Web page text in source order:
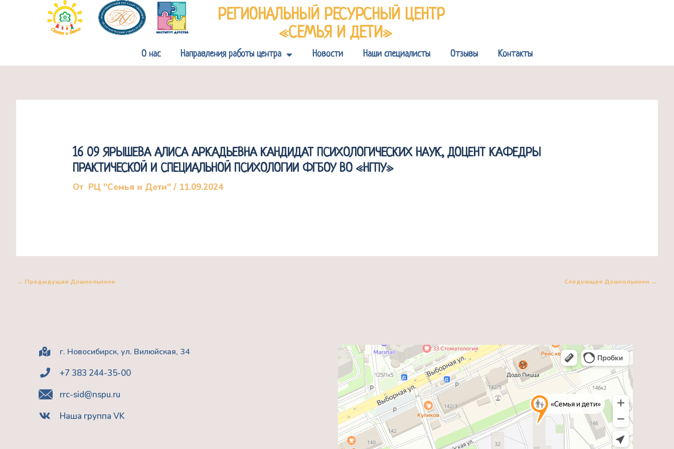
содержимому
РЕГИОНАЛЬНЫЙ РЕСУРСНЫЙ ЦЕНТР
«СЕМЬЯ И ДЕТИ»
О нас Направления работы центра Новости Наши специалисты Отзывы Контакты
16 09 ЯРЫШЕВА АЛИСА АРКАДЬЕВНА КАНДИДАТ ПСИХОЛОГИЧЕСКИХ НАУК, ДОЦЕНТ КАФЕДРЫ
ПРАКТИЧЕСКОЙ И СПЕЦИАЛЬНОЙ ПСИХОЛОГИИ ФГБОУ ВО «НГПУ»
От РЦ "Семья и Дети"/ 11.09.2024
← Предыдущая Дошкольники Следующая Дошкольники →
г. Новосибирск, ул. Вилюйская, 34
+7 383 244-35-00
rrc-sid@nspu.ru
Наша группа VK